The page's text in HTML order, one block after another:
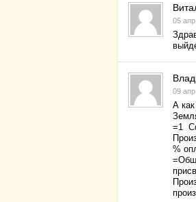
05
09
А
%